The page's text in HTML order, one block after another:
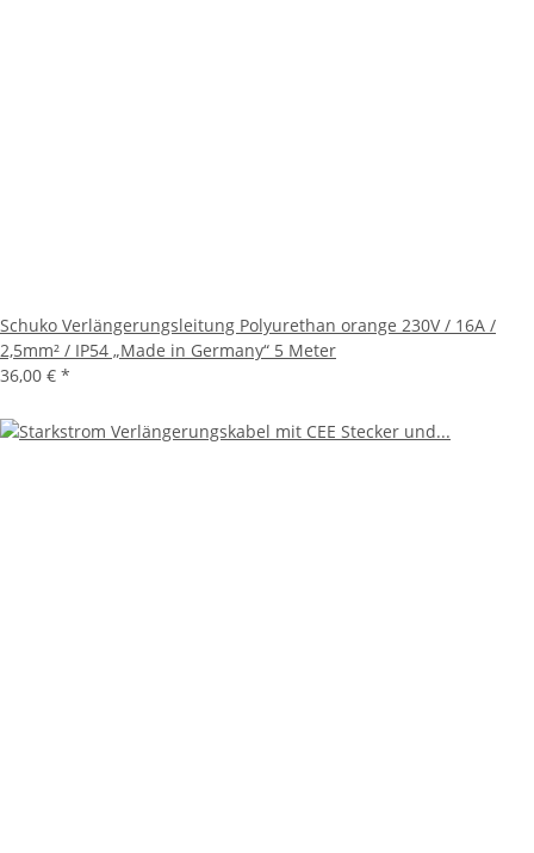
Schuko Verlängerungsleitung Polyurethan orange 230V / 16A /
2,5mm² / IP54 „Made in Germany“ 5 Meter
36,00 € *